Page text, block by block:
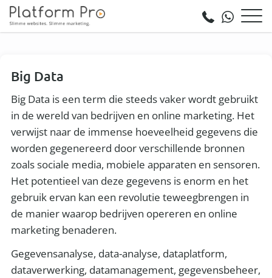
Big Data
Big Data is een term die steeds vaker wordt gebruikt
in de wereld van bedrijven en online marketing. Het
verwijst naar de immense hoeveelheid gegevens die
worden gegenereerd door verschillende bronnen
zoals sociale media, mobiele apparaten en sensoren.
Het potentieel van deze gegevens is enorm en het
gebruik ervan kan een revolutie teweegbrengen in
de manier waarop bedrijven opereren en online
marketing benaderen.
Gegevensanalyse, data-analyse, dataplatform,
dataverwerking, datamanagement, gegevensbeheer,